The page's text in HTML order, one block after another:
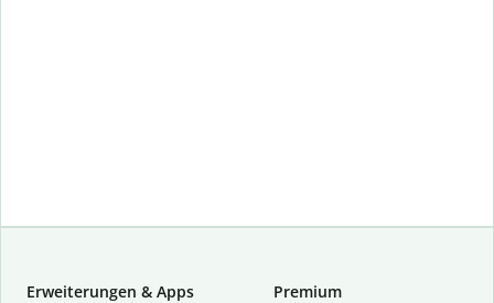
Erweiterungen & Apps
Premium